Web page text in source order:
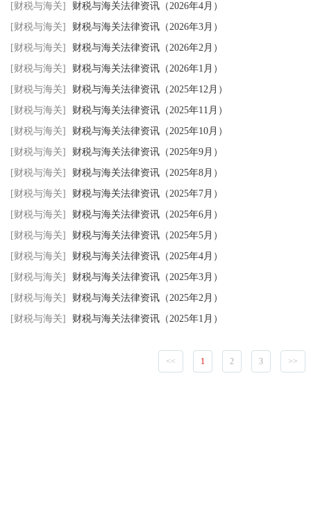
[财税与海关]
财税与海关法律资讯（2026年4月）
[财税与海关]
财税与海关法律资讯（2026年3月）
[财税与海关]
财税与海关法律资讯（2026年2月）
[财税与海关]
财税与海关法律资讯（2026年1月）
[财税与海关]
财税与海关法律资讯（2025年12月）
[财税与海关]
财税与海关法律资讯（2025年11月）
[财税与海关]
财税与海关法律资讯（2025年10月）
[财税与海关]
财税与海关法律资讯（2025年9月）
[财税与海关]
财税与海关法律资讯（2025年8月）
[财税与海关]
财税与海关法律资讯（2025年7月）
[财税与海关]
财税与海关法律资讯（2025年6月）
[财税与海关]
财税与海关法律资讯（2025年5月）
[财税与海关]
财税与海关法律资讯（2025年4月）
[财税与海关]
财税与海关法律资讯（2025年3月）
[财税与海关]
财税与海关法律资讯（2025年2月）
[财税与海关]
财税与海关法律资讯（2025年1月）
<< 1 2 3 >>